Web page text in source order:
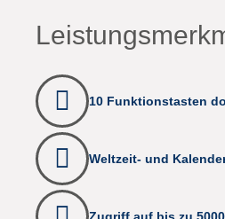
10 Funktionstasten
Weltzeit- und